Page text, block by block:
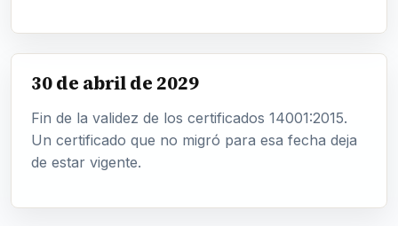
30 de abril de 2029
Fin de la validez de los certificados 14001:2015.
Un certificado que no migró para esa fecha deja
de estar vigente.